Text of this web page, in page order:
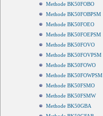
Methode BK50FOBO
Methode BK50FOBPSM
Methode BK50FOEO
Methode BK50FOEPSM
Methode BK50FOVO
Methode BK50FOVPSM
Methode BK50FOWO
Methode BK50FOWPSM
Methode BK50FSMO
Methode BK50FSMW
Methode BK50GBA